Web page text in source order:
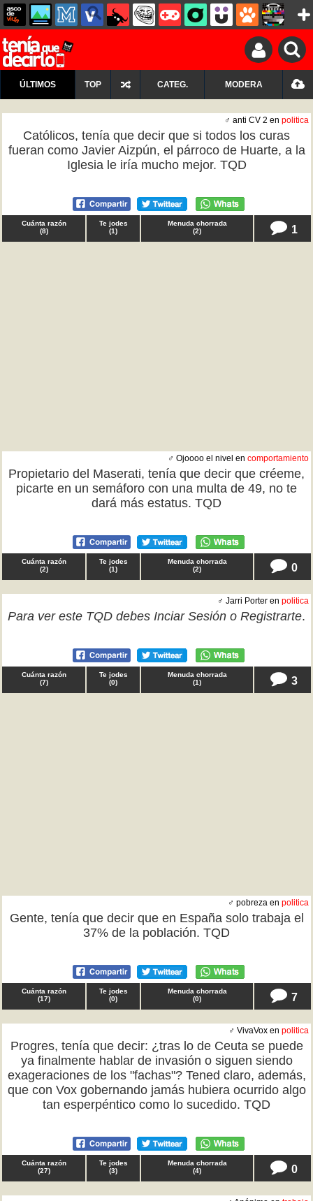
ÚLTIMOS TOP CATEG. MODERA
♂ anti CV 2 en politica
Católicos, tenía que decir que si todos los curas
fueran como Javier Aizpún, el párroco de Huarte, a la
Iglesia le iría mucho mejor. TQD
Cuánta razón
(8)
Te jodes
(1)
Menuda chorrada
(2) 1
♂ Ojoooo el nivel en comportamiento
Propietario del Maserati, tenía que decir que créeme,
picarte en un semáforo con una multa de 49, no te
dará más estatus. TQD
Cuánta razón
(2)
Te jodes
(1)
Menuda chorrada
(2) 0
♂ Jarri Porter en politica
Para ver este TQD debes Inciar Sesión o Registrarte.
Cuánta razón
(7)
Te jodes
(0)
Menuda chorrada
(1) 3
♂ pobreza en politica
Gente, tenía que decir que en España solo trabaja el
37% de la población. TQD
Cuánta razón
(17)
Te jodes
(0)
Menuda chorrada
(0) 7
♂ VivaVox en politica
Progres, tenía que decir: ¿tras lo de Ceuta se puede
ya finalmente hablar de invasión o siguen siendo
exageraciones de los "fachas"? Tened claro, además,
que con Vox gobernando jamás hubiera ocurrido algo
tan esperpéntico como lo sucedido. TQD
Cuánta razón
(27)
Te jodes
(3)
Menuda chorrada
(4) 0